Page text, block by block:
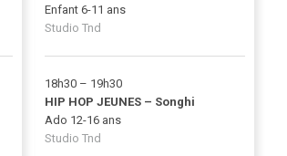
Enfant 6-11 ans
Studio Tnd
18h30 – 19h30
HIP HOP JEUNES – Songhi
Ado 12-16 ans
Studio Tnd